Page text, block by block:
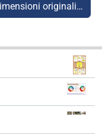
originali…